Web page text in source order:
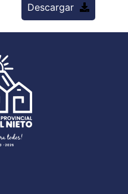
Descargar